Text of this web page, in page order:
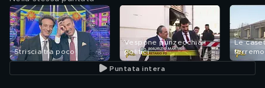
Striscia tra poco
Vespone punzecchia i
politici
Le
Puntata intera